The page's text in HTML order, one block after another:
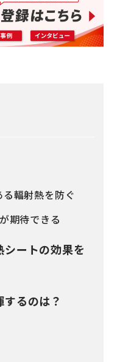
輻射熱を防ぐ
期待できる
シートの効果を
るのは？